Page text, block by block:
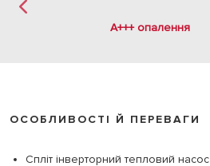
A+++ опалення
ОСОБЛИВОСТІ Й ПЕРЕВАГИ
Спліт інверторний тепловий насос